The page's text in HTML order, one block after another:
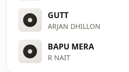
GUTT
ARJAN DHILLON
BAPU MERA
R NAIT